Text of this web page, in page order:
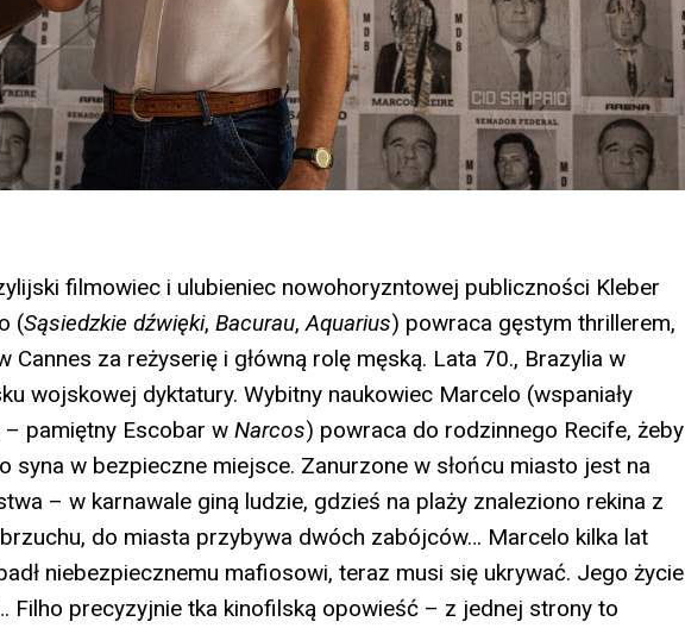
filmowiec i ulubieniec nowohoryzntowej publiczności Kleber
(Sąsiedzkie dźwięki, Bacurau,Aquarius) powraca gęstym thrillerem,
Cannes za reżyserię i główną rolę męską. Lata 70., Brazylia w
wojskowej dyktatury. Wybitny naukowiec Marcelo (wspaniały
pamiętny Escobar w Narcos) powraca do rodzinnego Recife, żeby
syna w bezpieczne miejsce. Zanurzone w słońcu miasto jest na
– w karnawale giną ludzie, gdzieś na plaży znaleziono rekina z
do miasta przybywa dwóch zabójców… Marcelo kilka lat
niebezpiecznemu mafiosowi, teraz musi się ukrywać. Jego życie
Filho precyzyjnie tka kinofilską opowieść – z jednej strony to